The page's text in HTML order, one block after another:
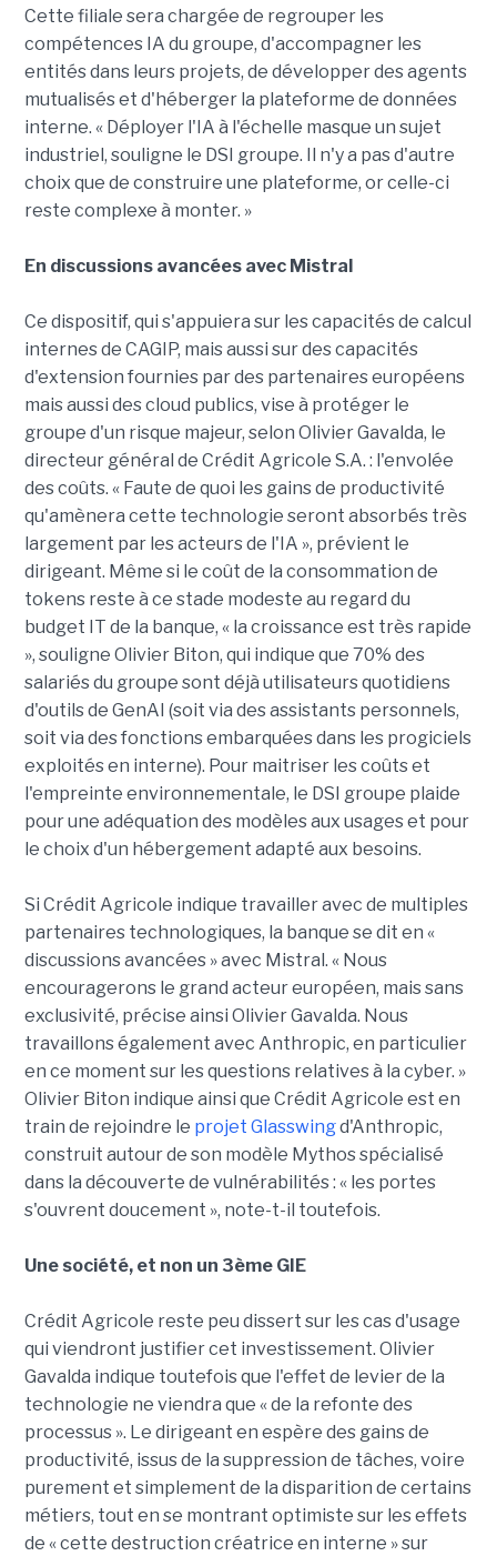
Cette filiale sera chargée de regrouper les
compétences IA du groupe, d'accompagner les
entités dans leurs projets, de développer des agents
mutualisés et d'héberger la plateforme de données
interne. « Déployer l'IA à l'échelle masque un sujet
industriel, souligne le DSI groupe. Il n'y a pas d'autre
choix que de construire une plateforme, or celle-ci
reste complexe à monter. »
En discussions avancées avec Mistral
Ce dispositif, qui s'appuiera sur les capacités de calcul
internes de CAGIP, mais aussi sur des capacités
d'extension fournies par des partenaires européens
mais aussi des cloud publics, vise à protéger le
groupe d'un risque majeur, selon Olivier Gavalda, le
directeur général de Crédit Agricole S.A. : l'envolée
des coûts. « Faute de quoi les gains de productivité
qu'amènera cette technologie seront absorbés très
largement par les acteurs de l'IA », prévient le
dirigeant. Même si le coût de la consommation de
tokens reste à ce stade modeste au regard du
budget IT de la banque, « la croissance est très rapide
», souligne Olivier Biton, qui indique que 70% des
salariés du groupe sont déjà utilisateurs quotidiens
d'outils de GenAI (soit via des assistants personnels,
soit via des fonctions embarquées dans les progiciels
exploités en interne). Pour maitriser les coûts et
l'empreinte environnementale, le DSI groupe plaide
pour une adéquation des modèles aux usages et pour
le choix d'un hébergement adapté aux besoins.
Si Crédit Agricole indique travailler avec de multiples
partenaires technologiques, la banque se dit en «
discussions avancées » avec Mistral. « Nous
encouragerons le grand acteur européen, mais sans
exclusivité, précise ainsi Olivier Gavalda. Nous
travaillons également avec Anthropic, en particulier
en ce moment sur les questions relatives à la cyber. »
Olivier Biton indique ainsi que Crédit Agricole est en
train de rejoindre le projet Glasswingd'Anthropic,
construit autour de son modèle Mythos spécialisé
dans la découverte de vulnérabilités : « les portes
s'ouvrent doucement », note-t-il toutefois.
Une société, et non un 3ème GIE
Crédit Agricole reste peu dissert sur les cas d'usage
qui viendront justifier cet investissement. Olivier
Gavalda indique toutefois que l'effet de levier de la
technologie ne viendra que « de la refonte des
processus ». Le dirigeant en espère des gains de
productivité, issus de la suppression de tâches, voire
purement et simplement de la disparition de certains
métiers, tout en se montrant optimiste sur les effets
de « cette destruction créatrice en interne » sur